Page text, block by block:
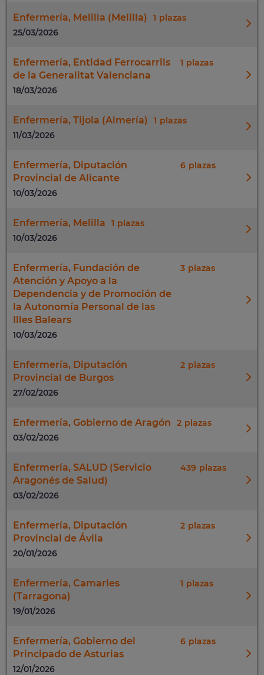
Enfermería, Melilla (Melilla)
1
25/03/2026
Enfermería, Entidad Ferrocarrils
de la Generalitat Valenciana
1
18/03/2026
Enfermería, Tijola (Almería)
1
11/03/2026
Enfermería, Diputación
Provincial de Alicante
6
10/03/2026
Enfermería, Melilla
1
10/03/2026
Enfermería, Fundación de
Atención y Apoyo a la
Dependencia y de Promoción de
la Autonomía Personal de las
Illes Balears
3
10/03/2026
Enfermería, Diputación
Provincial de Burgos
2
27/02/2026
Enfermería, Gobierno de Aragón
2
03/02/2026
Enfermería, SALUD (Servicio
Aragonés de Salud)
439
03/02/2026
Enfermería, Diputación
Provincial de Ávila
2
20/01/2026
Enfermería, Camarles
(Tarragona)
1
19/01/2026
Enfermería, Gobierno del
Principado de Asturias
6
12/01/2026